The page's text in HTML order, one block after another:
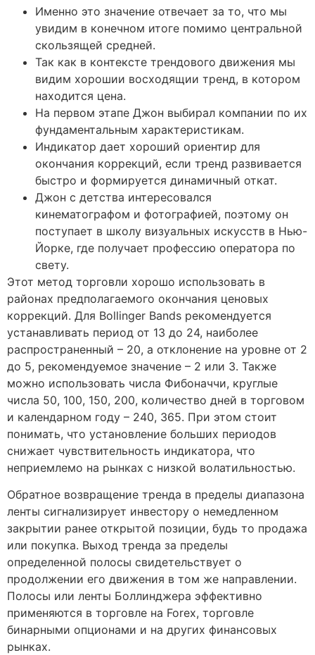
Именно это значение отвечает за то, что мы
увидим в конечном итоге помимо центральной
скользящей средней.
Так как в контексте трендового движения мы
видим хорошии восходящии тренд, в котором
находится цена.
На первом этапе Джон выбирал компании по их
фундаментальным характеристикам.
Индикатор дает хороший ориентир для
окончания коррекций, если тренд развивается
быстро и формируется динамичный откат.
Джон с детства интересовался
кинематографом и фотографией, поэтому он
поступает в школу визуальных искусств в Нью-
Йорке, где получает профессию оператора по
свету.
Этот метод торговли хорошо использовать в
районах предполагаемого окончания ценовых
коррекций. Для Bollinger Bands рекомендуется
устанавливать период от 13 до 24, наиболее
распространенный – 20, а отклонение на уровне от 2
до 5, рекомендуемое значение – 2 или 3. Также
можно использовать числа Фибоначчи, круглые
числа 50, 100, 150, 200, количество дней в торговом
и календарном году – 240, 365. При этом стоит
понимать, что установление больших периодов
снижает чувствительность индикатора, что
неприемлемо на рынках с низкой волатильностью.
Обратное возвращение тренда в пределы диапазона
ленты сигнализирует инвестору о немедленном
закрытии ранее открытой позиции, будь то продажа
или покупка. Выход тренда за пределы
определенной полосы свидетельствует о
продолжении его движения в том же направлении.
Полосы или ленты Боллинджера эффективно
применяются в торговле на Forex, торговле
бинарными опционами и на других финансовых
рынках.